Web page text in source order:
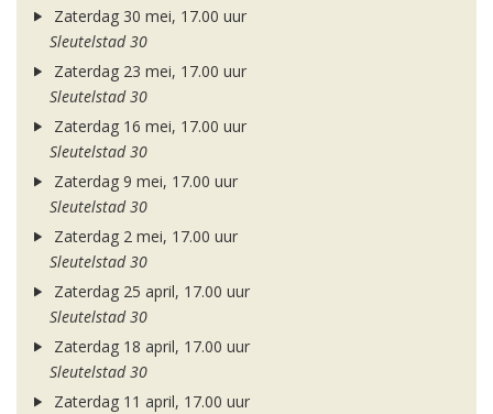
Zaterdag 30 mei, 17.00 uur
Sleutelstad 30
Zaterdag 23 mei, 17.00 uur
Sleutelstad 30
Zaterdag 16 mei, 17.00 uur
Sleutelstad 30
Zaterdag 9 mei, 17.00 uur
Sleutelstad 30
Zaterdag 2 mei, 17.00 uur
Sleutelstad 30
Zaterdag 25 april, 17.00 uur
Sleutelstad 30
Zaterdag 18 april, 17.00 uur
Sleutelstad 30
Zaterdag 11 april, 17.00 uur